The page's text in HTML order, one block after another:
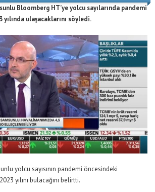
Bloomberg HT’ye yolcu sayılarında pandemi
ulaşacaklarını söyledi.
yolcu sayısının pandemi öncesindeki
yılını bulacağını belirtti.